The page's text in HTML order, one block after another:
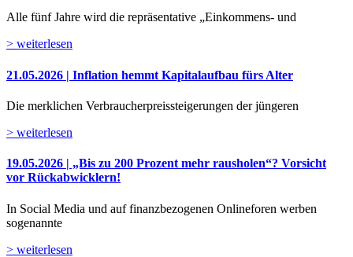
Alle fünf Jahre wird die repräsentative „Einkommens- und
> weiterlesen
21.05.2026 | Inflation hemmt Kapitalaufbau fürs Alter
Die merklichen Verbraucherpreissteigerungen der jüngeren
> weiterlesen
19.05.2026 | „Bis zu 200 Prozent mehr rausholen“? Vorsicht
vor Rückabwicklern!
In Social Media und auf finanzbezogenen Onlineforen werben
sogenannte
> weiterlesen